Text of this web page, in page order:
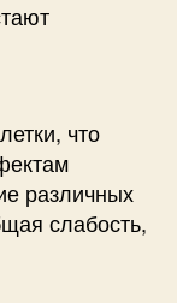
что
различных
слабость,